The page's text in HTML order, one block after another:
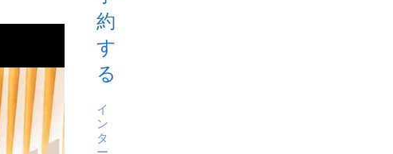
約
す
る
イ
ン
タ